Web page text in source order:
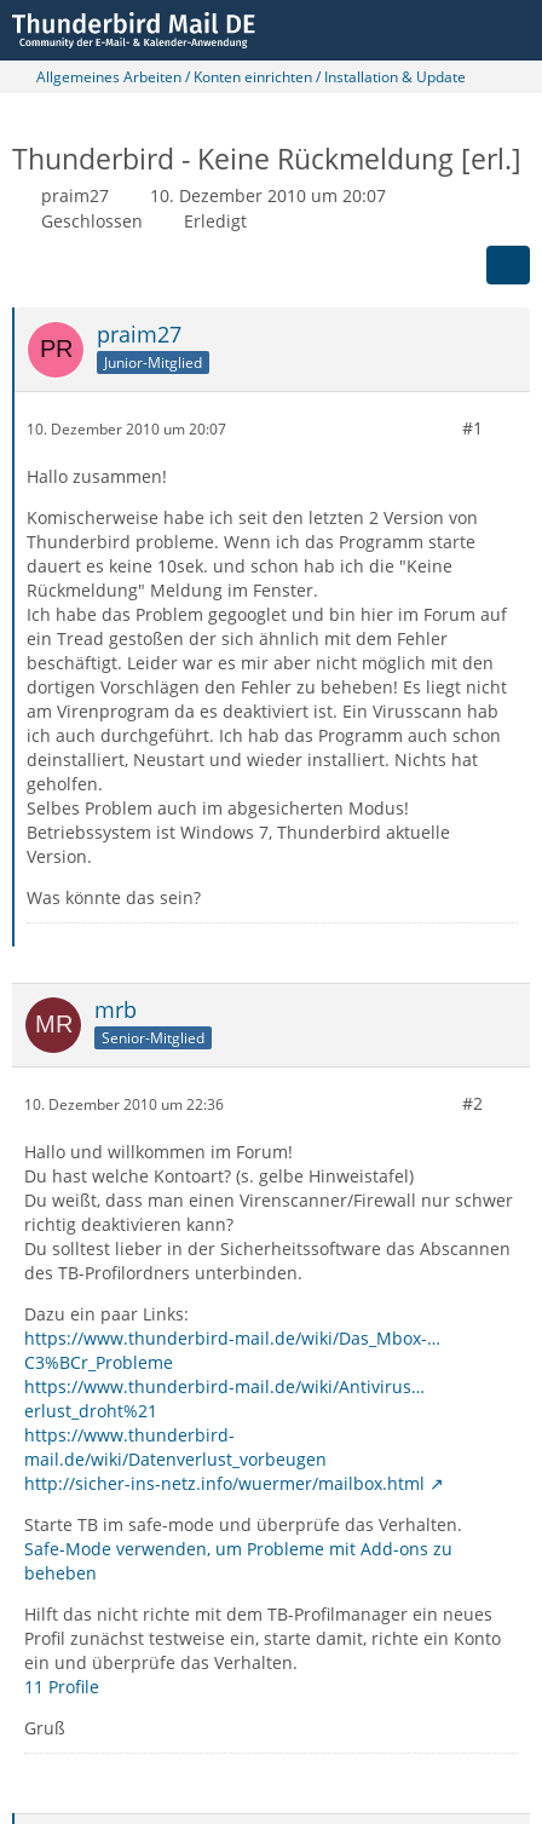
Allgemeines Arbeiten / Konten einrichten / Installation & Update
Thunderbird - Keine Rückmeldung [erl.]
praim27
10. Dezember 2010 um 20:07
Geschlossen
Erledigt
praim27
Junior-Mitglied
10. Dezember 2010 um 20:07 #1
Hallo zusammen!
Komischerweise habe ich seit den letzten 2 Version von
Thunderbird probleme. Wenn ich das Programm starte
dauert es keine 10sek. und schon hab ich die "Keine
Rückmeldung" Meldung im Fenster.
Ich habe das Problem gegooglet und bin hier im Forum auf
ein Tread gestoßen der sich ähnlich mit dem Fehler
beschäftigt. Leider war es mir aber nicht möglich mit den
dortigen Vorschlägen den Fehler zu beheben! Es liegt nicht
am Virenprogram da es deaktiviert ist. Ein Virusscann hab
ich auch durchgeführt. Ich hab das Programm auch schon
deinstalliert, Neustart und wieder installiert. Nichts hat
geholfen.
Selbes Problem auch im abgesicherten Modus!
Betriebssystem ist Windows 7, Thunderbird aktuelle
Version.
Was könnte das sein?
mrb
Senior-Mitglied
10. Dezember 2010 um 22:36 #2
Hallo und willkommen im Forum!
Du hast welche Kontoart? (s. gelbe Hinweistafel)
Du weißt, dass man einen Virenscanner/Firewall nur schwer
richtig deaktivieren kann?
Du solltest lieber in der Sicherheitssoftware das Abscannen
des TB-Profilordners unterbinden.
Dazu ein paar Links:
https://www.thunderbird-mail.de/wiki/Das_Mbox-…
C3%BCr_Probleme
https://www.thunderbird-mail.de/wiki/Antivirus…
erlust_droht%21
https://www.thunderbird-
mail.de/wiki/Datenverlust_vorbeugen
http://sicher-ins-netz.info/wuermer/mailbox.html
Starte TB im safe-mode und überprüfe das Verhalten.
Safe-Mode verwenden, um Probleme mit Add-ons zu
beheben
Hilft das nicht richte mit dem TB-Profilmanager ein neues
Profil zunächst testweise ein, starte damit, richte ein Konto
ein und überprüfe das Verhalten.
11 Profile
Gruß